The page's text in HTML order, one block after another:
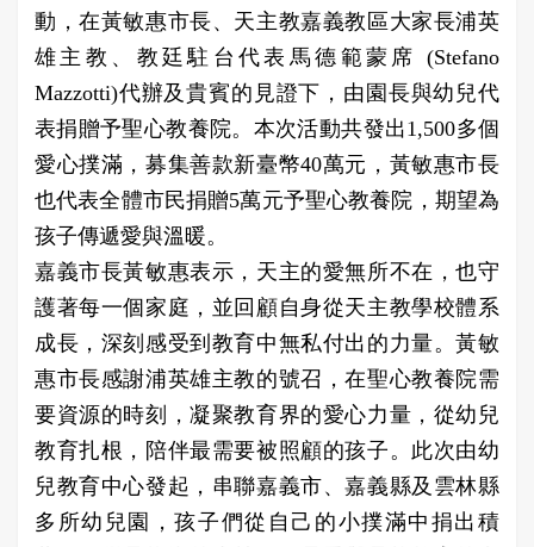
動，在黃敏惠市長、天主教嘉義教區大家長浦英
雄主教、教廷駐台代表馬德範蒙席 (Stefano
Mazzotti)代辦及貴賓的見證下，由園長與幼兒代
表捐贈予聖心教養院。本次活動共發出1,500多個
愛心撲滿，募集善款新臺幣40萬元，黃敏惠市長
也代表全體市民捐贈5萬元予聖心教養院，期望為
孩子傳遞愛與溫暖。
嘉義市長黃敏惠表示，天主的愛無所不在，也守
護著每一個家庭，並回顧自身從天主教學校體系
成長，深刻感受到教育中無私付出的力量。黃敏
惠市長感謝浦英雄主教的號召，在聖心教養院需
要資源的時刻，凝聚教育界的愛心力量，從幼兒
教育扎根，陪伴最需要被照顧的孩子。此次由幼
兒教育中心發起，串聯嘉義市、嘉義縣及雲林縣
多所幼兒園，孩子們從自己的小撲滿中捐出積